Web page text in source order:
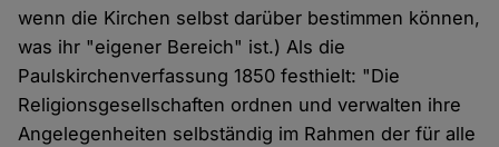
wenn die Kirchen selbst darüber bestimmen können,
was ihr "eigener Bereich" ist.) Als die
Paulskirchenverfassung 1850 festhielt: "Die
Religionsgesellschaften ordnen und verwalten ihre
Angelegenheiten selbständig im Rahmen der für alle